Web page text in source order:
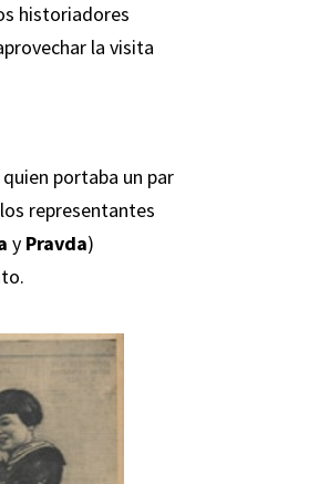
historiadores
la visita
portaba un par
representantes
y Pravda)